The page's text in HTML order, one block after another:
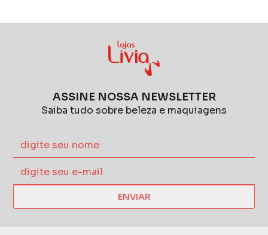
ASSINE NOSSA NEWSLETTER
Saiba tudo sobre beleza e maquiagens
ENVIAR